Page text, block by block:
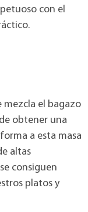
con el
mezcla el bagazo
obtener una
a esta masa
altas
consiguen
platos y